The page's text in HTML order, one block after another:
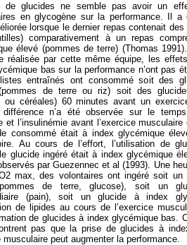
de glucides ne semble pas avoir un
en glycogène sur la performance. Il a
lorsque le dernier repas contenait des
comparativement à un repas
élevé (pommes de terre) (Thomas
réalisée par cette même équipe, les
bas sur la performance n’ont pas
entraînés ont consommé soit des
de terre ou riz) soit des
ou céréales) 60 minutes avant un
différence n’a été observée sur le
et l’insulinémie avant l’exercice
consommé était à index glycémique
Au cours de l’effort, l’utilisation de
glucide ingéré était à index glycémique
par Guezennec et al (1993). Une
max, des volontaires ont ingéré soit un
de terre, glucose), soit un
(pain), soit un glucide à index
de lipides au cours de l’exercice
de glucides à index glycémique bas.
pas que la prise de glucides à
musculaire peut augmenter la performance.